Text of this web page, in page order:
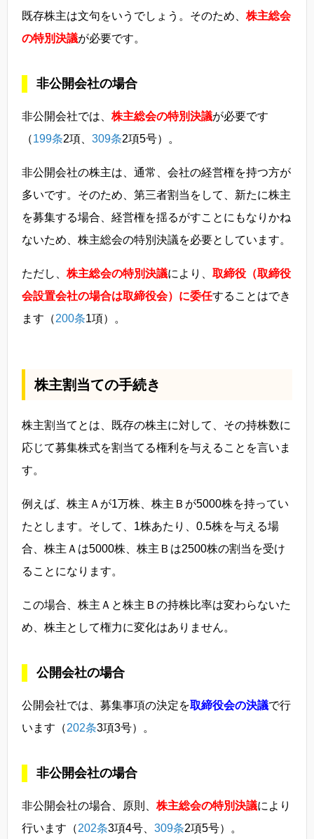
既存株主は文句をいうでしょう。そのため、 株主総会
の特別決議が必要です。
非公開会社の場合
非公開会社では、 株主総会の特別決議が必要です
（199条2項、 309条2項5号）。
非公開会社の株主は、通常、会社の経営権を持つ方が
多いです。そのため、第三者割当をして、新たに株主
を募集する場合、経営権を揺るがすことにもなりかね
ないため、株主総会の特別決議を必要としています。
ただし、 株主総会の特別決議により、 取締役（取締役
会設置会社の場合は取締役会）に委任することはでき
ます（200条1項）。
株主割当ての手続き
株主割当てとは、既存の株主に対して、その持株数に
応じて募集株式を割当てる権利を与えることを言いま
す。
例えば、株主Ａが1万株、株主Ｂが5000株を持ってい
たとします。そして、1株あたり、0.5株を与える場
合、株主Ａは5000株、株主Ｂは2500株の割当を受け
ることになります。
この場合、株主Ａと株主Ｂの持株比率は変わらないた
め、株主として権力に変化はありません。
公開会社の場合
公開会社では、募集事項の決定を取締役会の決議で行
います（202条3項3号）。
非公開会社の場合
非公開会社の場合、原則、 株主総会の特別決議により
行います（202条3項4号、 309条2項5号）。